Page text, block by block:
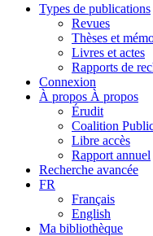
Types de publications
Revues
Thèses et
Livres et actes
Rapports de
Connexion
À propos À propos
Érudit
Coalition
Libre accès
Rapport annuel
Recherche avancée
FR
Français
English
Ma bibliothèque